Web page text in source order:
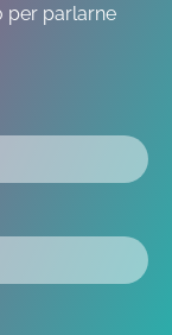
per parlarne